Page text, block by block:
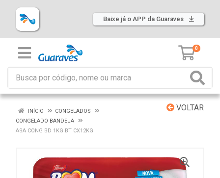
Baixe já o APP da Guaraves
0
VOLTAR
INÍCIO
CONGELADOS
CONGELADO BANDEJA
ASA CONG BD 1KG BT CX12KG